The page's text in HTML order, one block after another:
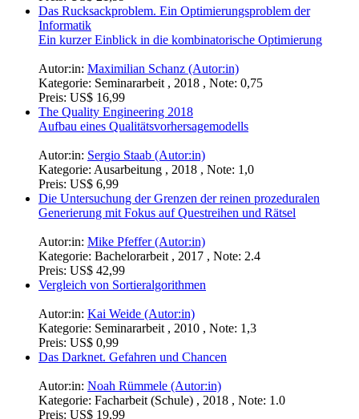
Autor:in:Andree Horch (Autor:in)
Kategorie:Hausarbeit , 2019 , Note: 1,3
Aufbau einer Online-Umfrage auf Basis von MySQL und
PHP
Autor:in:Sandro Kunadt (Autor:in)
Preis:US$ 21,99
Das Rucksackproblem. Ein Optimierungsproblem der
Informatik
Ein kurzer Einblick in die kombinatorische Optimierung
Autor:in: Maximilian Schanz (Autor:in)
Kategorie: Seminararbeit , 2018 , Note: 0,75
Preis: US$ 16,99
The Quality Engineering 2018
Autor:in:Sergio Staab (Autor:in)
Kategorie: Ausarbeitung , 2018 , Note: 1,0
Preis:US$ 6,99
Generierung mit Fokus auf Questreihen und Rätsel